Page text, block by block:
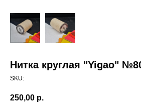
Нитка круглая "Yigao"
SKU:
250,00 р.